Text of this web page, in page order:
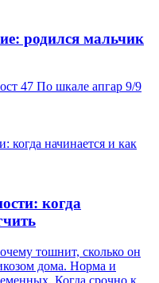
родился мальчик
47 По шкале апгар 9/9
когда
тошнит, сколько он
дома. Норма и
Когда срочно к